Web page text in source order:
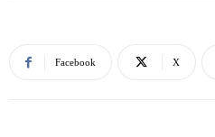
Facebook X